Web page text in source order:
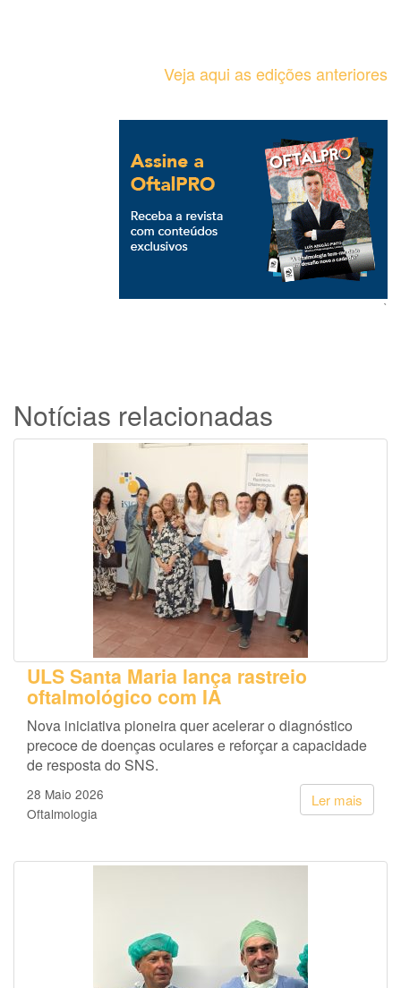
Veja aqui as edições anteriores
`
Notícias relacionadas
ULS Santa Maria lança rastreio
oftalmológico com IA
Nova iniciativa pioneira quer acelerar o diagnóstico
precoce de doenças oculares e reforçar a capacidade
de resposta do SNS.
Ler mais
28 Maio 2026
Oftalmologia